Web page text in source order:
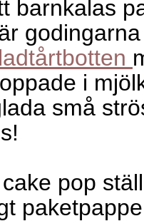
barnkalas
i
små
pop